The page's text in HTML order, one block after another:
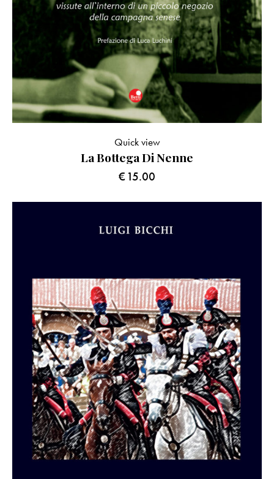
La Bottega Di Nenne
€15.00
Quick view